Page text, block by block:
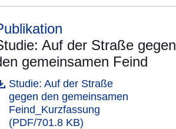
Auf der Straße gegen
gemeinsamen Feind
Studie: Auf der Straße
gegen den gemeinsamen
Feind_Kurzfassung
(PDF/701.8 KB)
sich in einem neuen Fenster